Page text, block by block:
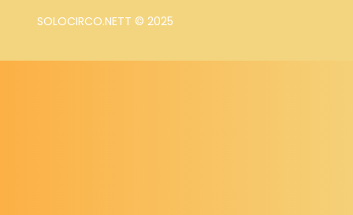
SOLOCIRCO.NETT © 2025